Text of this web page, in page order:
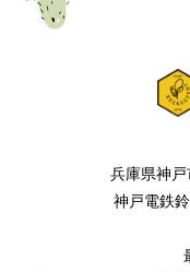
兵庫県神
神戸電鉄